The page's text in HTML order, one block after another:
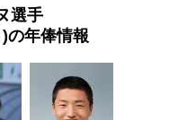
選手
の年俸情報